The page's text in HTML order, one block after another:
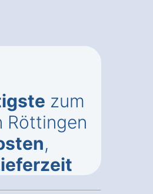
zum
Röttingen
,